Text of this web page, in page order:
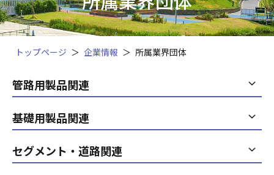
トップページ 企業情報 所属業界団体
管路用製品関連
基礎用製品関連
セグメント・道路関連